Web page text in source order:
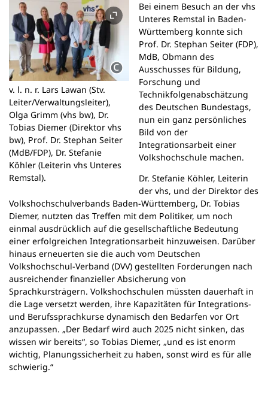
v. l. n. r. Lars Lawan (Stv.
Leiter/Verwaltungsleiter),
Olga Grimm (vhs bw), Dr.
Tobias Diemer (Direktor vhs
bw), Prof. Dr. Stephan Seiter
(MdB/FDP), Dr. Stefanie
Köhler (Leiterin vhs Unteres
Remstal).
Bei einem Besuch an der vhs
Unteres Remstal in Baden-
Württemberg konnte sich
Prof. Dr. Stephan Seiter (FDP),
MdB, Obmann des
Ausschusses für Bildung,
Forschung und
Technikfolgenabschätzung
des Deutschen Bundestags,
nun ein ganz persönliches
Bild von der
Integrationsarbeit einer
Volkshochschule machen.
Dr. Stefanie Köhler, Leiterin
der vhs, und der Direktor des
Volkshochschulverbands Baden-Württemberg, Dr. Tobias
Diemer, nutzten das Treffen mit dem Politiker, um noch
einmal ausdrücklich auf die gesellschaftliche Bedeutung
einer erfolgreichen Integrationsarbeit hinzuweisen. Darüber
hinaus erneuerten sie die auch vom Deutschen
Volkshochschul-Verband (DVV) gestellten Forderungen nach
ausreichender finanzieller Absicherung von
Sprachkursträgern. Volkshochschulen müssten dauerhaft in
die Lage versetzt werden, ihre Kapazitäten für Integrations-
und Berufssprachkurse dynamisch den Bedarfen vor Ort
anzupassen. „Der Bedarf wird auch 2025 nicht sinken, das
wissen wir bereits“, so Tobias Diemer, „und es ist enorm
wichtig, Planungssicherheit zu haben, sonst wird es für alle
schwierig.“